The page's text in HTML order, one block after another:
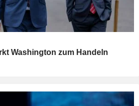
Washington zum Handeln